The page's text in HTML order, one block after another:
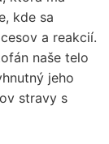
kde sa
a reakcií.
naše telo
jeho
stravy s